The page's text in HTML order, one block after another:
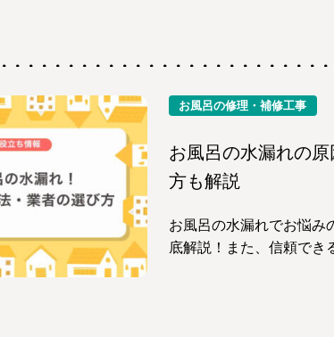
お風呂の修理・補修工事
お風呂の水漏れの
方も解説
お風呂の水漏れでお悩み
底解説！また、信頼でき